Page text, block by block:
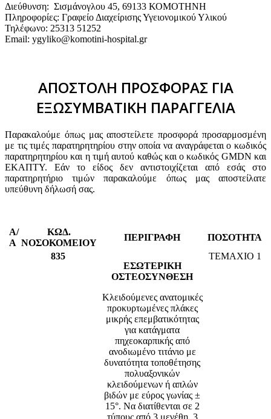
Διεύθυνση: Σισμάνογλου 45, 69133 ΚΟΜΟΤΗΝΗ
Πληροφορίες: Γραφείο Διαχείρισης Υγειονομικού Υλικού
Τηλέφωνο: 25313 51252
Email: ygyliko@komotini-hospital.gr
ΑΠΟΣΤΟΛΗ ΠΡΟΣΦΟΡΑΣ ΓΙΑ
ΕΞΩΣΥΜΒΑΤΙΚΗ ΠΑΡΑΓΓΕΛΙΑ
Παρακαλούμε όπως μας αποστείλετε προσφορά προσαρμοσμένη
με τις τιμές παρατηρητηρίου στην οποία να αναγράφεται ο κωδικός
παρατηρητηρίου και η τιμή αυτού καθώς και ο κωδικός GMDN και
ΕΚΑΠΤΥ. Εάν το είδος δεν αντιστοιχίζεται από εσάς στο
παρατηρητήριο τιμών παρακαλούμε όπως μας αποστείλατε
υπεύθυνη δήλωσή σας.
Α/
Α
ΚΩΔ.
ΝΟΣΟΚΟΜΕΙΟΥ
ΠΕΡΙΓΡΑΦΗ
ΠΟΣΟΤΗΤΑ
835
ΕΣΩΤΕΡΙΚΗ
ΟΣΤΕΟΣΥΝΘΕΣΗ
Κλειδούμενες ανατομικές
προκυρτωμένες πλάκες
μικρής επεμβατικότητας
για κατάγματα
πηχεοκαρπικής από
ανοδιωμένο τιτάνιο με
δυνατότητα τοποθέτησης
πολυαξονικών
κλειδούμενων ή απλών
βιδών με εύρος γωνίας ±
15°. Να διατίθενται σε 2
τύπους από 3 μεγέθη, 3
ΤΕΜΑΧΙΟ 1